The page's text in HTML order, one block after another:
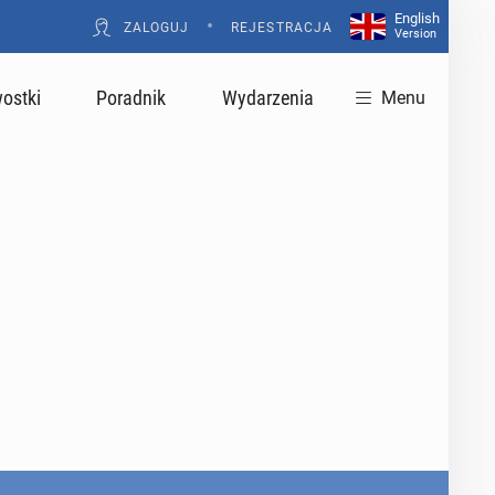
ZALOGUJ • REJESTRACJA
English
Version
Poradnik Wydarzenia Menu